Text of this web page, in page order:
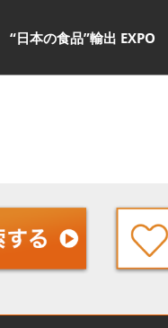
“日本の食品”輸出 EXPO